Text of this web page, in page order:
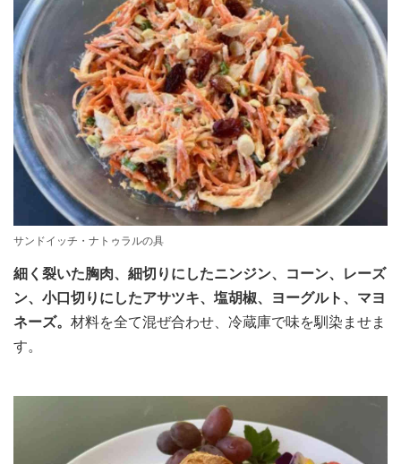
サンドイッチ・ナトゥラルの具
細く裂いた胸肉、細切りにしたニンジン、コーン、レーズ
ン、小口切りにしたアサツキ、塩胡椒、ヨーグルト、マヨ
ネーズ。 材料を全て混ぜ合わせ、冷蔵庫で味を馴染ませま
す。